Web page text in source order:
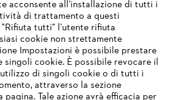
Privacy policy
Informazioni legali
den wir noch nicht unterstützen. Für
unserer Seite empfehlen wir Ihnen, zu
zu wechseln:
acconsente all’installazione di tutti i
di trattamento a questi
tutti" l’utente rifiuta
cookie non strettamente
Impostazioni è possibile prestare
singoli cookie. È possibile revocare il
di singoli cookie o di tutti i
attraverso la sezione
pagina. Tale azione avrà efficacia per